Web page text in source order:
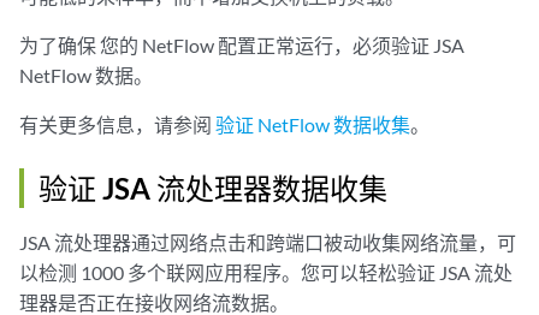
为了确保您的 NetFlow 配置正常运行，必须验证 JSA
NetFlow数据。
有关更多信息，请参阅 验证 NetFlow 数据收集。
验证 JSA 流处理器数据收集
JSA 流处理器通过网络点击和跨端口被动收集网络流量，可
以检测 1000 多个联网应用程序。您可以轻松验证 JSA 流处
理器是否正在接收网络流数据。